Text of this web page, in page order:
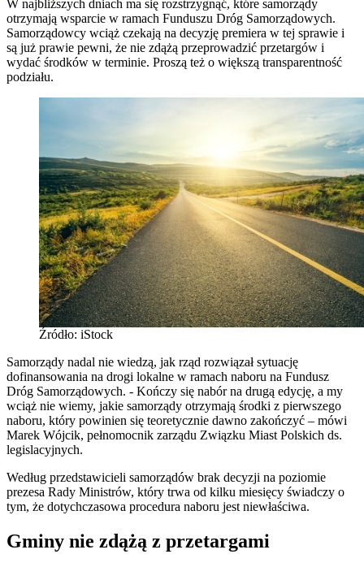
W najbliższych dniach ma się rozstrzygnąć, które samorządy
otrzymają wsparcie w ramach Funduszu Dróg Samorządowych.
Samorządowcy wciąż czekają na decyzję premiera w tej sprawie i
są już prawie pewni, że nie zdążą przeprowadzić przetargów i
wydać środków w terminie. Proszą też o większą transparentność
podziału.
Źródło: iStock
Samorządy nadal nie wiedzą, jak rząd rozwiązał sytuację
dofinansowania na drogi lokalne w ramach naboru na Fundusz
Dróg Samorządowych. - Kończy się nabór na drugą edycję, a my
wciąż nie wiemy, jakie samorządy otrzymają środki z pierwszego
naboru, który powinien się teoretycznie dawno zakończyć – mówi
Marek Wójcik, pełnomocnik zarządu Związku Miast Polskich ds.
legislacyjnych.
Według przedstawicieli samorządów brak decyzji na poziomie
prezesa Rady Ministrów, który trwa od kilku miesięcy świadczy o
tym, że dotychczasowa procedura naboru jest niewłaściwa.
Gminy nie zdążą z przetargami